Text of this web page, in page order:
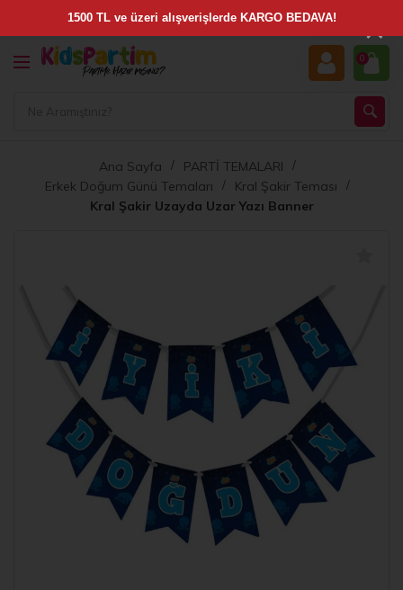
0
Ana Sayfa
PARTİ TEMALARI
Erkek Doğum Günü Temaları
Kral Şakir Teması
Kral Şakir Uzayda Uzar Yazı Banner
×